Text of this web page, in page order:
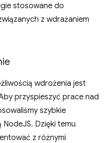
stosowane do
z wdrażaniem
wdrożenia jest
przyspieszyć prace nad
szybkie
Dzięki temu
z różnymi